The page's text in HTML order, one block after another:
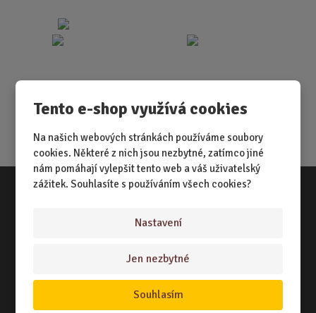
Tento e-shop využívá cookies
Na našich webových stránkách používáme soubory
cookies. Některé z nich jsou nezbytné, zatímco jiné
nám pomáhají vylepšit tento web a váš uživatelský
zážitek. Souhlasíte s používáním všech cookies?
Nastavení
Jen nezbytné
Souhlasím
Vše o nákupu
TERMÍNY ODESLÁNÍ ZBOŽÍ
ZPŮSOB DORUČENÍ